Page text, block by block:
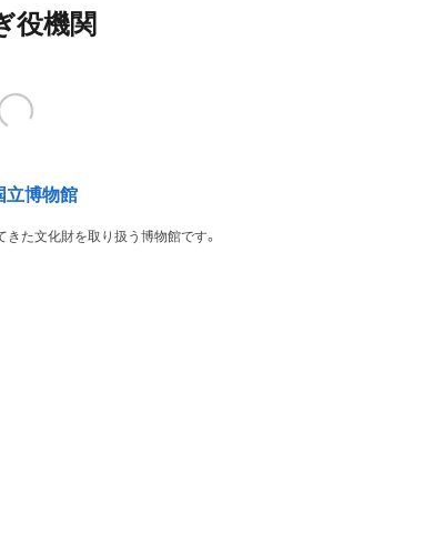
役機関
立博物館
た文化財を取り扱う博物館です。